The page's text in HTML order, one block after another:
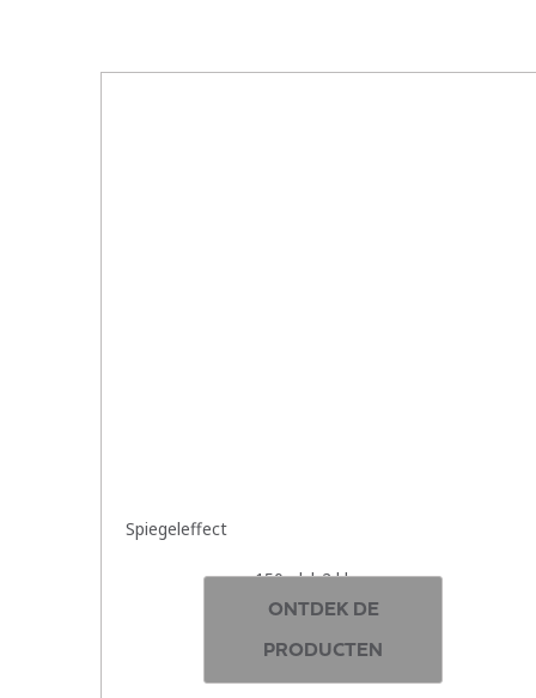
Spiegeleffect
150ml | 2 kleuren
ONTDEK DE
PRODUCTEN